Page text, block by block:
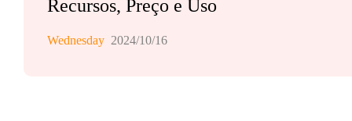
Recursos, Preço e Uso
Wednesday 2024/10/16